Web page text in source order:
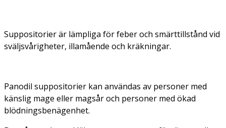
Suppositorier är lämpliga för feber och smärttillstånd vid
sväljsvårigheter, illamående och kräkningar.
Panodil suppositorier kan användas av personer med
känslig mage eller magsår och personer med ökad
blödningsbenägenhet.